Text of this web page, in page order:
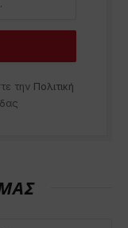
την Πολιτική